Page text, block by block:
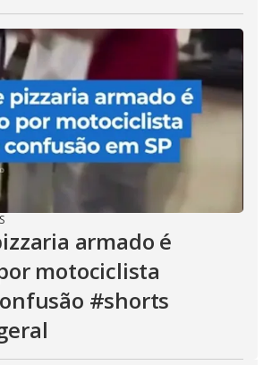
armado é
motociclista
#shorts